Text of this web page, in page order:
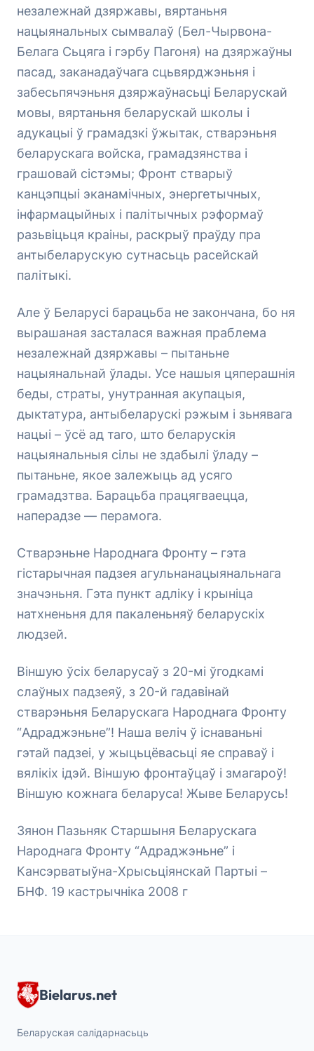
незалежнай дзяржавы, вяртаньня
нацыянальных сымвалаў (Бел-Чырвона-
Белага Сьцяга і гэрбу Пагоня) на дзяржаўны
пасад, заканадаўчага сцьвярджэньня і
забесьпячэньня дзяржаўнасьці Беларускай
мовы, вяртаньня беларускай школы і
адукацыі ў грамадзкі ўжытак, стварэньня
беларускага войска, грамадзянства і
грашовай сістэмы; Фронт стварыў
канцэпцыі эканамічных, энергетычных,
інфармацыйных і палітычных рэформаў
разьвіцьця краіны, раскрыў праўду пра
антыбеларускую сутнасьць расейскай
палітыкі.
Але ў Беларусі барацьба не закончана, бо ня
вырашаная засталася важная праблема
незалежнай дзяржавы – пытаньне
нацыянальнай ўлады. Усе нашыя цяперашнія
беды, страты, унутранная акупацыя,
дыктатура, антыбеларускі рэжым і зьнявага
нацыі – ўсё ад таго, што беларускія
нацыянальныя сілы не здабылі ўладу –
пытаньне, якое залежыць ад усяго
грамадзтва. Барацьба працягваецца,
наперадзе — перамога.
Стварэньне Народнага Фронту – гэта
гістарычная падзея агульнанацыянальнага
значэньня. Гэта пункт адліку і крыніца
натхненьня для пакаленьняў беларускіх
людзей.
Віншую ўсіх беларусаў з 20-мі ўгодкамі
слаўных падзеяў, з 20-й гадавінай
стварэньня Беларускага Народнага Фронту
“Адраджэньне”! Наша веліч ў існаваньні
гэтай падзеі, у жыцьцёвасьці яе справаў і
вялікіх ідэй. Віншую фронтаўцаў і змагароў!
Віншую кожнага беларуса! Жыве Беларусь!
Зянон Пазьняк Старшыня Беларускага
Народнага Фронту “Адраджэньне” і
Кансэрватыўна-Хрысьціянскай Партыі –
БНФ. 19 кастрычніка 2008 г
Bielarus.net
Беларуская салідарнасьць